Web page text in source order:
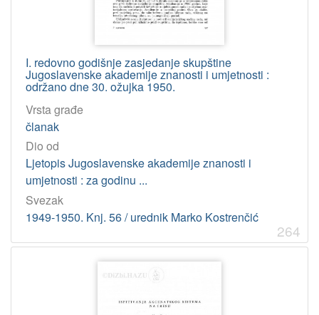
I. redovno godišnje zasjedanje skupštine
Jugoslavenske akademije znanosti i umjetnosti :
održano dne 30. ožujka 1950.
Vrsta građe
članak
Dio od
Ljetopis Jugoslavenske akademije znanosti i
umjetnosti : za godinu ...
Svezak
1949-1950. Knj. 56 / urednik Marko Kostrenčić
264